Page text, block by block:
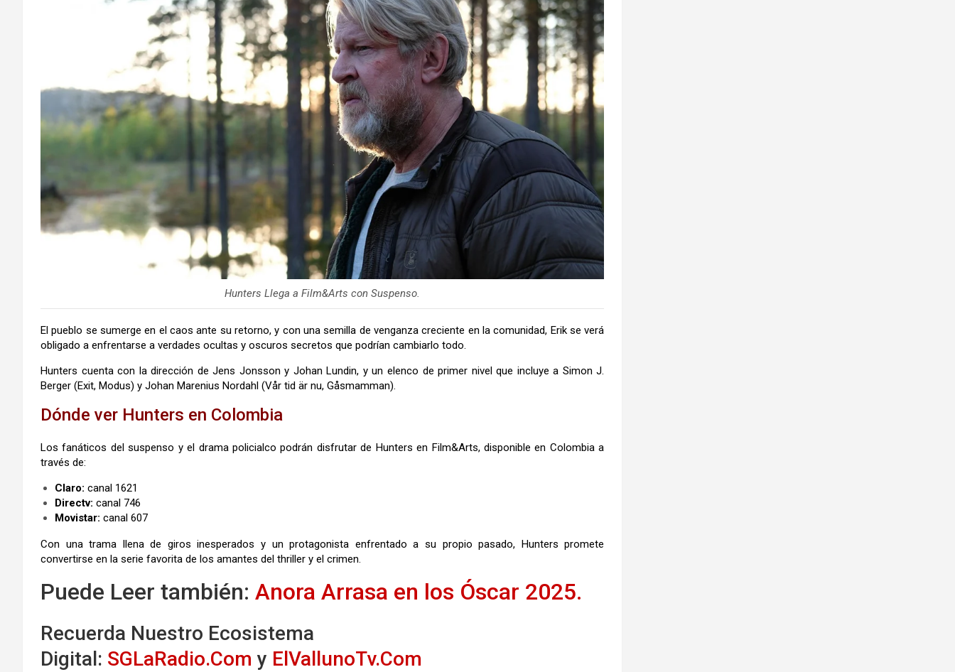
Hunters Llega a Film&Arts con Suspenso.
El pueblo se sumerge en el caos ante su retorno, y con una semilla de venganza creciente en la comunidad, Erik se verá
obligado a enfrentarse a verdades ocultas y oscuros secretos que podrían cambiarlo todo.
Hunters cuenta con la dirección de Jens Jonsson y Johan Lundin, y un elenco de primer nivel que incluye a Simon J.
Berger (Exit, Modus) y Johan Marenius Nordahl (Vår tid är nu, Gåsmamman).
Dónde ver Hunters en Colombia
Los fanáticos del suspenso y el drama policialco podrán disfrutar de Hunters en Film&Arts, disponible en Colombia a
través de:
Claro: canal 1621
Directv: canal 746
Movistar: canal 607
Con una trama llena de giros inesperados y un protagonista enfrentado a su propio pasado, Hunters promete
convertirse en la serie favorita de los amantes del thriller y el crimen.
Puede Leer también: Anora Arrasa en los Óscar 2025.
Recuerda Nuestro Ecosistema
Digital: SGLaRadio.Com y ElVallunoTv.Com